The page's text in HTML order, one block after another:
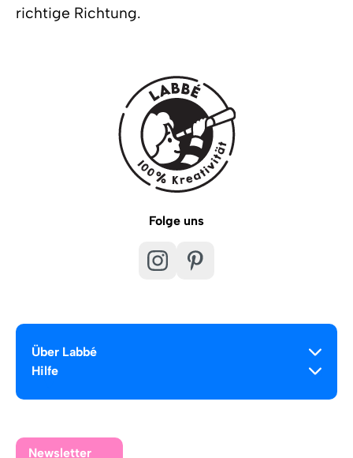
richtige Richtung.
Folge uns
Über Labbé
Hilfe
Newsletter